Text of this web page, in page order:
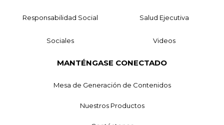
Responsabilidad Social Salud Ejecutiva
Sociales Videos
MANTÉNGASE CONECTADO
Mesa de Generación de Contenidos
Nuestros Productos